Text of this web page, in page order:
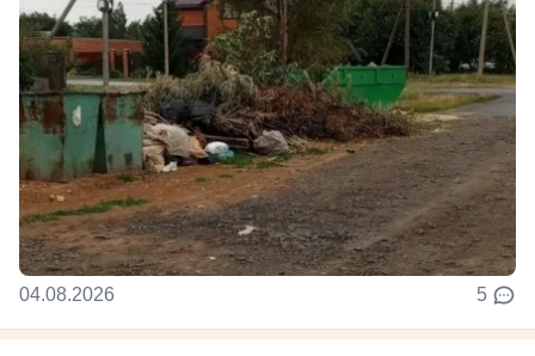
04.08.2026 5